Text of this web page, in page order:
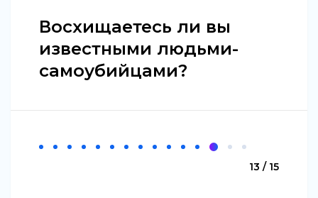
Восхищаетесь ли вы
известными людьми-
самоубийцами?
13 / 15